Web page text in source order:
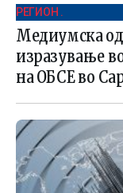
РЕГИОН .
Медиумска
изразување
на ОБСЕ во